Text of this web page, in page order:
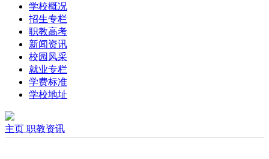
学校概况
招生专栏
职教高考
新闻资讯
校园风采
就业专栏
学费标准
学校地址
主页 职教资讯